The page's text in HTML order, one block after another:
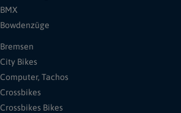
BMX
Bowdenzüge
Bremsen
City Bikes
Computer, Tachos
Crossbikes
Crossbikes Bikes